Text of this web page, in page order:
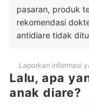
pasaran, produk
rekomendasi
antidiare tidak
Laporkan informasi
Lalu, apa
anak diare?